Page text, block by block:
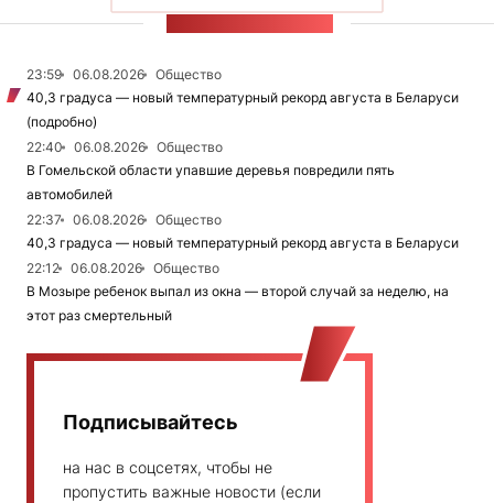
23:59 06.08.2026
Общество
40,3 градуса — новый температурный рекорд августа в Беларуси
(подробно)
22:40
06.08.2026
Общество
В Гомельской области упавшие деревья повредили пять
автомобилей
22:37
06.08.2026
Общество
40,3 градуса — новый температурный рекорд августа в Беларуси
22:12
06.08.2026
Общество
В Мозыре ребенок выпал из окна — второй случай за неделю, на
этот раз смертельный
Подписывайтесь
на нас в соцсетях, чтобы не
пропустить важные новости (если